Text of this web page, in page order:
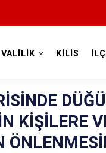
VALİLİK KİLİS
KİŞİLERE